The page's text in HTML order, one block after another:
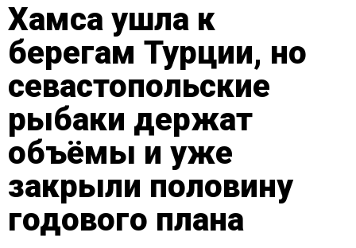
Хамса ушла к
берегам Турции, но
севастопольские
рыбаки держат
объёмы и уже
закрыли половину
годового плана